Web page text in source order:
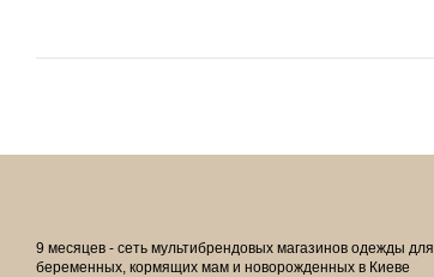
9 месяцев - сеть мультибрендовых магазинов одежды для
беременных, кормящих мам и новорожденных в Киеве